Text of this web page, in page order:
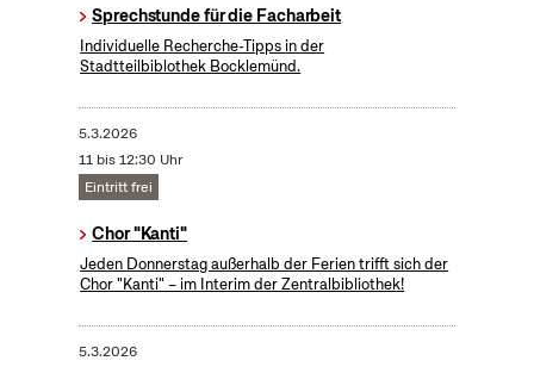
Sprechstunde für die Facharbeit
Individuelle Recherche-Tipps in der
Stadtteilbiblothek Bocklemünd.
5.3.2026
11 bis 12:30 Uhr
Eintritt frei
Chor "Kanti"
Jeden Donnerstag außerhalb der Ferien trifft sich der
Chor "Kanti" – im Interim der Zentralbibliothek!
5.3.2026